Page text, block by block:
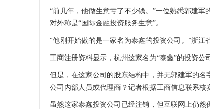
“前几年，他做生意亏了不少钱。”一位熟悉郭建军
对外称是“国际金融投资服务生意”。
“他刚开始做的是一家名为泰鑫的投资公司。”浙江
工商注册资料显示，杭州这家名为“泰鑫”的投资公
但是，在这家公司的股东结构中，并无郭建军的
公司内部人员或代理商？记者根据工商信息联系核
虽然这家泰鑫投资公司已经注销，但互联网上仍然